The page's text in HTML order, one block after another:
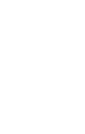
La
pisadita y cañito